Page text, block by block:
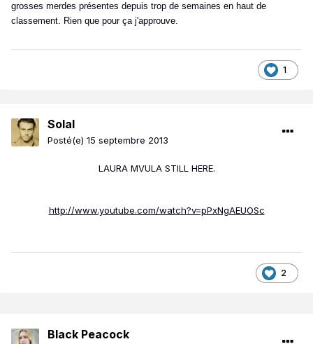
grosses merdes présentes depuis trop de semaines en haut de
classement. Rien que pour ça j'approuve.
1
Solal
Posté(e) 15 septembre 2013
LAURA MVULA STILL HERE.
http://www.youtube.com/watch?v=pPxNgAEUOSc
2
Black Peacock